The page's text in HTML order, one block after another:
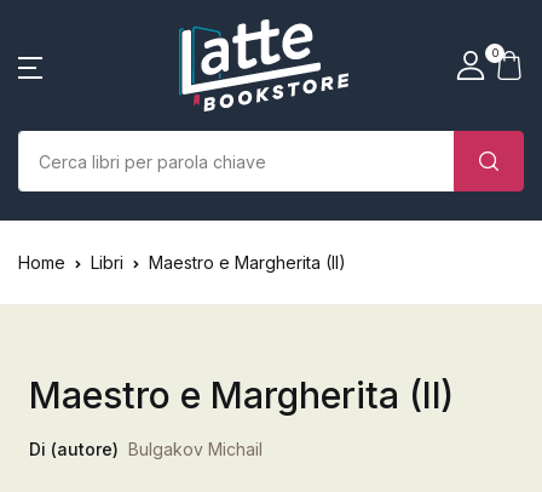
0
SHOP BY CATEGORY
Libri
Case editrici
Bambini
Vicino
Account
Nome utente o email *
Parola d'ordine *
Vicino
La tua borsa della spesa
(0)
Home Libri Maestro e Margherita (Il)
Maestro e Margherita (Il)
Di (autore) Bulgakov Michail